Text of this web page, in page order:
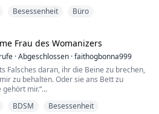
Frau ihm zu Füßen gelegen hatte.
als zwei Wochen blieb. Er hatte sie schnell
sagte Nein, u...
Besessenheit Büro
Frau des Womanizers
·Abgeschlossen ·faithogbonna999
Falsches daran, ihr die Beine zu brechen,
zu behalten. Oder sie ans Bett zu
gehört mir.“
Zärtlichkeit.
BDSM Besessenheit